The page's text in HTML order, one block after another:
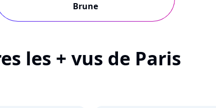
Brune
les + vus de Paris